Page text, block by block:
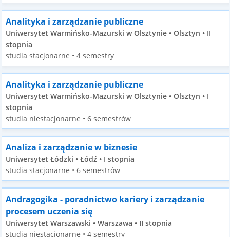
Analityka i zarządzanie publiczne
Uniwersytet Warmińsko-Mazurski w Olsztynie • Olsztyn • II
stopnia
studia stacjonarne • 4 semestry
Analityka i zarządzanie publiczne
Uniwersytet Warmińsko-Mazurski w Olsztynie • Olsztyn • I
stopnia
studia niestacjonarne • 6 semestrów
Analiza i zarządzanie w biznesie
Uniwersytet Łódzki • Łódź • I stopnia
studia stacjonarne • 6 semestrów
Andragogika - poradnictwo kariery i zarządzanie
procesem uczenia się
Uniwersytet Warszawski • Warszawa • II stopnia
studia niestacjonarne • 4 semestry